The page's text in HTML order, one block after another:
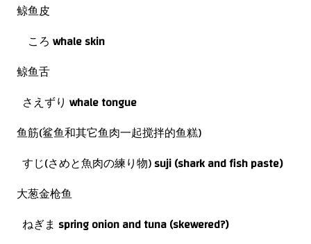
鲸鱼皮
ころ whale skin
鲸鱼舌
さえずり whale tongue
鱼筋(鲨鱼和其它鱼肉一起搅拌的鱼糕)
すじ(さめと魚肉の練り物)suji (shark and fish paste)
大葱金枪鱼
ねぎま spring onion and tuna(skewered?)